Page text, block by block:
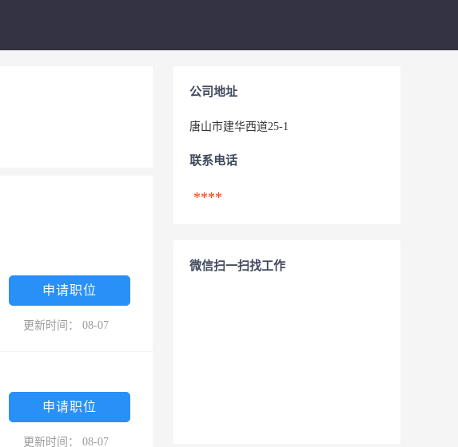
申请职位
更新时间： 08-07
申请职位
更新时间： 08-07
公司地址
唐山市建华西道25-1
联系电话
****
微信扫一扫找工作